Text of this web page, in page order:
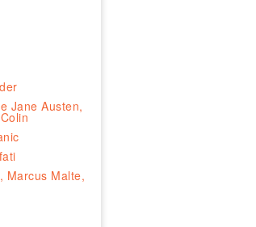
Jane Austen,
Marcus Malte,